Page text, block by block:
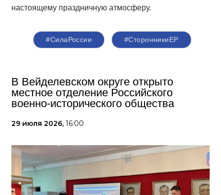
настоящему праздничную атмосферу.
#СилаРоссии #СторонникиЕР
В Вейделевском округе открыто
местное отделение Российского
военно-исторического общества
29 июля 2026, 16:00